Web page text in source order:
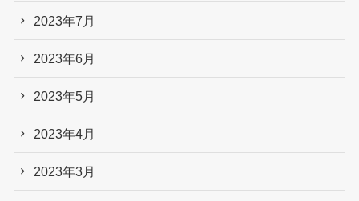
2023年7月
2023年6月
2023年5月
2023年4月
2023年3月